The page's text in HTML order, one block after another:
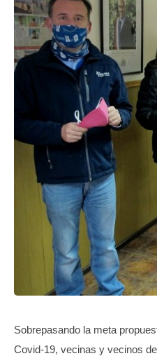
VIDEOS
GALERIA DE FOTOS
APP MÓVIL
TRANSPARENCIA
Sobrepasando la meta
Covid-19, vecinas y vecinos